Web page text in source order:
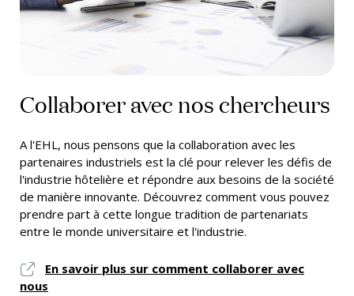
Collaborer avec nos chercheurs
A l'EHL, nous pensons que la collaboration avec les
partenaires industriels est la clé pour relever les défis de
l'industrie hôtelière et répondre aux besoins de la société
de manière innovante. Découvrez comment vous pouvez
prendre part à cette longue tradition de partenariats
entre le monde universitaire et l'industrie.
En savoir plus sur comment collaborer avec
nous